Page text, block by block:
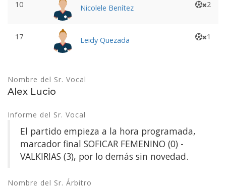
10 Nicolele Benítez 2
17 Leidy Quezada 1
Nombre del Sr. Vocal
Alex Lucio
Informe del Sr. Vocal
El partido empieza a la hora programada,
marcador final SOFICAR FEMENINO (0) -
VALKIRIAS (3), por lo demás sin novedad.
Nombre del Sr. Árbitro